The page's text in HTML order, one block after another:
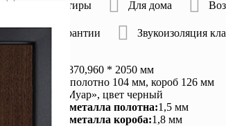
Для квартиры Для дома
2 года гарантии Звукоизоляция
870,960 * 2050 мм
Толщина:полотно 104 мм, короб 126 мм
Краска:
«Муар», цвет черный
Толщина металла полотна:1,5 мм
Толщина металла короба:1,8 мм